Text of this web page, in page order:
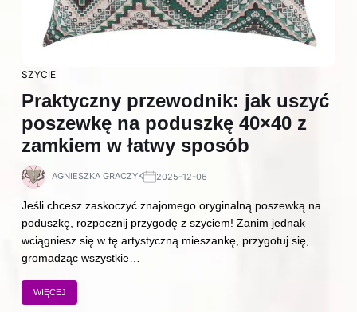
SZYCIE
Praktyczny przewodnik: jak uszyć
poszewkę na poduszkę 40×40 z
zamkiem w łatwy sposób
AGNIESZKA GRACZYK 2025-12-06
Jeśli chcesz zaskoczyć znajomego oryginalną poszewką na
poduszkę, rozpocznij przygodę z szyciem! Zanim jednak
wciągniesz się w tę artystyczną mieszankę, przygotuj się,
gromadząc wszystkie…
WIĘCEJ